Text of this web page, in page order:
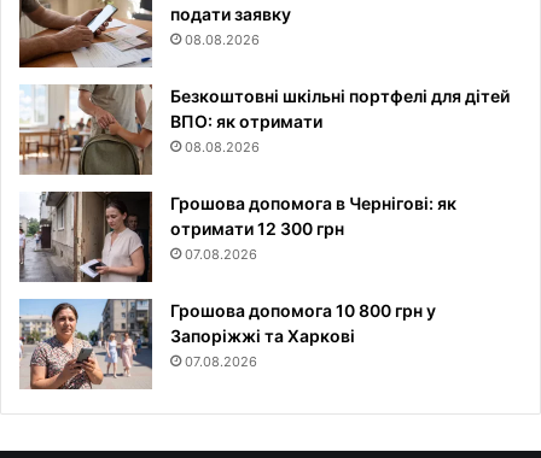
подати заявку
08.08.2026
Безкоштовні шкільні портфелі для дітей
ВПО: як отримати
08.08.2026
Грошова допомога в Чернігові: як
отримати 12 300 грн
07.08.2026
Грошова допомога 10 800 грн у
Запоріжжі та Харкові
07.08.2026